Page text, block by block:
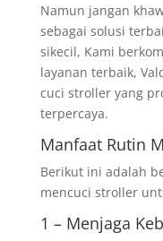
Namun jangan
sebagai solusi
sikecil, Kami
layanan terbaik,
cuci stroller yang
terpercaya.
Manfaat Rutin
Berikut ini adalah
mencuci stroller
1 – Menjaga